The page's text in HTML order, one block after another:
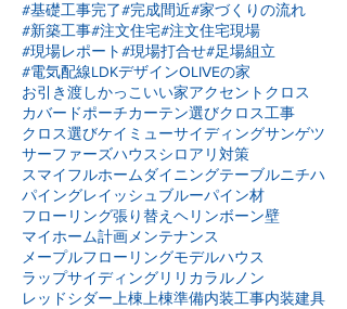
#基礎工事完了#完成間近#家づくりの流れ
#新築工事#注文住宅#注文住宅現場
#現場レポート#現場打合せ#足場組立
#電気配線LDKデザインOLIVEの家
お引き渡しかっこいい家アクセントクロス
カバードポーチカーテン選びクロス工事
クロス選びケイミューサイディングサンゲツ
サーファーズハウスシロアリ対策
スマイフルホームダイニングテーブルニチハ
パイングレイッシュブルーパイン材
フローリング張り替え ヘリンボーン壁
マイホーム計画メンテナンス
メープルフローリングモデルハウス
ラップサイディングリリカラルノン
レッドシダー上棟上棟準備内装工事内装建具